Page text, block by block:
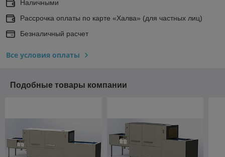
Наличными
Рассрочка оплаты по карте «Халва» (для частных лиц)
Безналичный расчет
Все условия оплаты
Подобные товары компании